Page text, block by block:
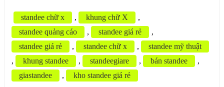
standee chữ x , khung chữ X
,
standee quảng cáo
, standee giá rẻ
,
standee giá rẻ
, standee chữ x ,
standee mỹ thuật
,
khung standee , standeegiare , bán standee
,
giastandee
, kho standee giá rẻ